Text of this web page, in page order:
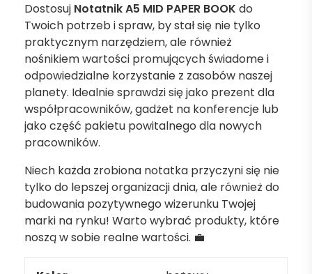
Dostosuj Notatnik A5 MID PAPER BOOK do
Twoich potrzeb i spraw, by stał się nie tylko
praktycznym narzędziem, ale również
nośnikiem wartości promujących świadome i
odpowiedzialne korzystanie z zasobów naszej
planety. Idealnie sprawdzi się jako prezent dla
współpracowników, gadżet na konferencje lub
jako część pakietu powitalnego dla nowych
pracowników.
Niech każda zrobiona notatka przyczyni się nie
tylko do lepszej organizacji dnia, ale również do
budowania pozytywnego wizerunku Twojej
marki na rynku! Warto wybrać produkty, które
noszą w sobie realne wartości. 💼